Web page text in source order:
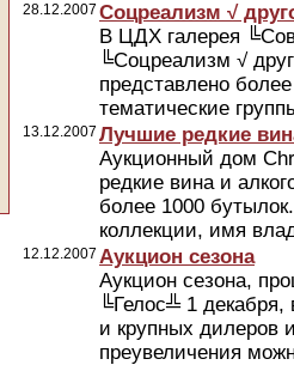
28.12.2007 Соцреализм √
В ЦДХ галерея
╚Соцреализм √
представлено
тематические
13.12.2007 Лучшие редкие
Аукционный дом
редкие вина и
более 1000
коллекции, имя
12.12.2007 Аукцион сезона
Аукцион сезона,
╚Гелос╩ 1
и крупных дилеров
преувеличения